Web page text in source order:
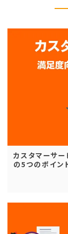
カスタマーサ
の5つのポイン